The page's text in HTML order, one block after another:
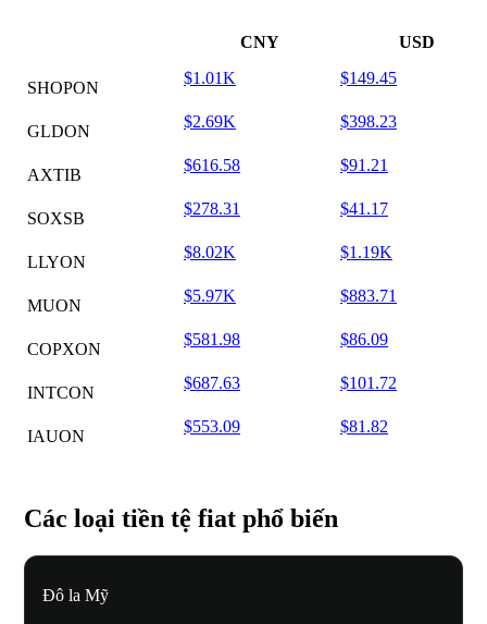
CNY USD
SHOPON
$1.01K $149.45
GLDON
$2.69K $398.23
AXTIB
$616.58 $91.21
SOXSB
$278.31 $41.17
LLYON
$8.02K $1.19K
MUON
$5.97K $883.71
COPXON
$581.98 $86.09
INTCON
$687.63 $101.72
IAUON
$553.09 $81.82
Các loại tiền tệ fiat phổ biến
Đô la Mỹ